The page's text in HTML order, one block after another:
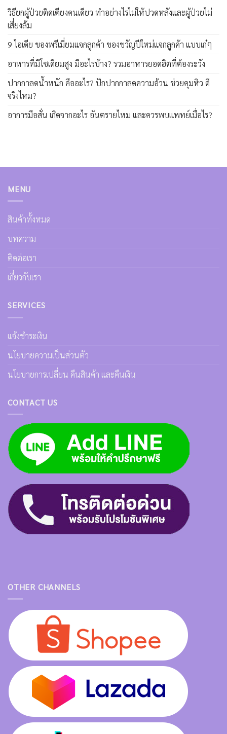
วิธียกผู้ป่วยติดเตียงคนเดียว ทำอย่างไรไม่ให้ปวดหลังและผู้ป่วยไม่
เสี่ยงล้ม
9 ไอเดีย ของพรีเมี่ยมแจกลูกค้า ของขวัญปีใหม่แจกลูกค้า แบบเก๋ๆ
อาหารที่มีโซเดียมสูง มีอะไรบ้าง? รวมอาหารยอดฮิตที่ต้องระวัง
ปากกาลดน้ำหนัก คืออะไร? ปักปากกาลดความอ้วน ช่วยคุมหิว ดี
จริงไหม?
อาการมือสั่น เกิดจากอะไร อันตรายไหม และควรพบแพทย์เมื่อไร?
MENU
สินค้าทั้งหมด
บทความ
ติดต่อเรา
เกี่ยวกับเรา
SERVICES
แจ้งชำระเงิน
นโยบายความเป็นส่วนตัว
นโยบายการเปลี่ยน คืนสินค้า และคืนเงิน
CONTACT US
OTHER CHANNELS